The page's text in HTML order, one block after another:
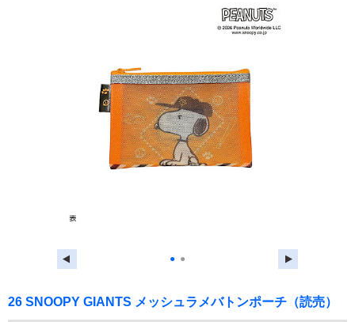
● ●
26 SNOOPY GIANTS メッシュラメバトンポーチ（読売）